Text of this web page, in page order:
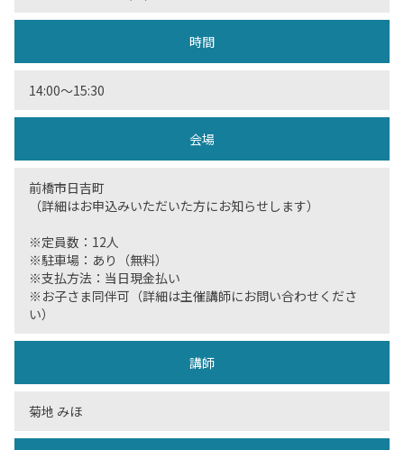
時間
14:00〜15:30
会場
前橋市日吉町
（詳細はお申込みいただいた方にお知らせします）
※定員数：12人
※駐車場：あり（無料）
※支払方法：当日現金払い
※お子さま同伴可（詳細は主催講師にお問い合わせくださ
い）
講師
菊地 みほ